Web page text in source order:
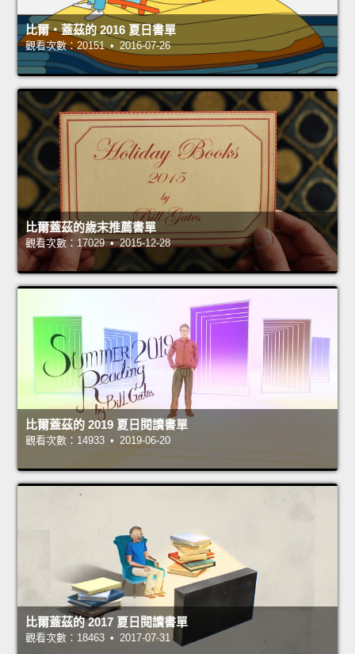
比爾‧蓋茲的 2016 夏日書單
觀看次數：20151 • 2016-07-26
比爾蓋茲的歲末推薦書單
觀看次數：17029 • 2015-12-28
比爾蓋茲的 2019 夏日閱讀書單
觀看次數：14933 • 2019-06-20
比爾蓋茲的 2017 夏日閱讀書單
觀看次數：18463 • 2017-07-31